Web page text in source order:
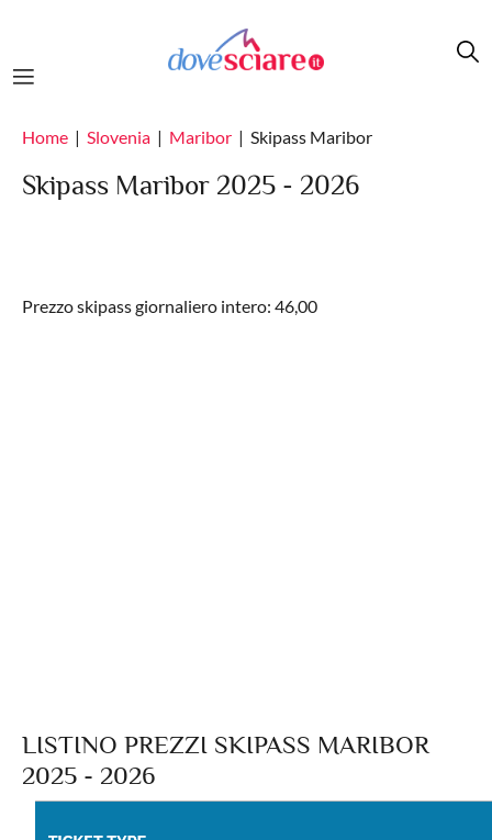
Home Slovenia Maribor Skipass Maribor
Skipass Maribor 2025 - 2026
Prezzo skipass giornaliero intero: 46,00
LISTINO PREZZI SKIPASS MARIBOR
2025 - 2026